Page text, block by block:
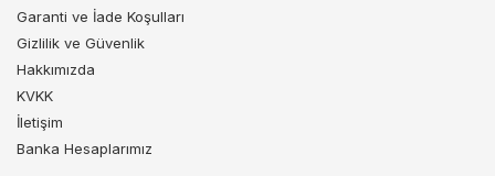
Garanti ve İade Koşulları
Gizlilik ve Güvenlik
Hakkımızda
KVKK
İletişim
Banka Hesaplarımız